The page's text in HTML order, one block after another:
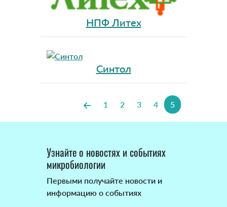
НПФ Литех
Синтол
1 2 3 4 5
Узнайте о новостях и событиях
микробиологии
Первыми получайте новости и
информацию о событиях